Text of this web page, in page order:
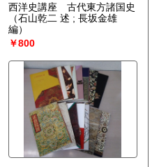
西洋史講座 古代東方諸国史
（石山乾二 述 ; 長坂金雄
編）
￥800